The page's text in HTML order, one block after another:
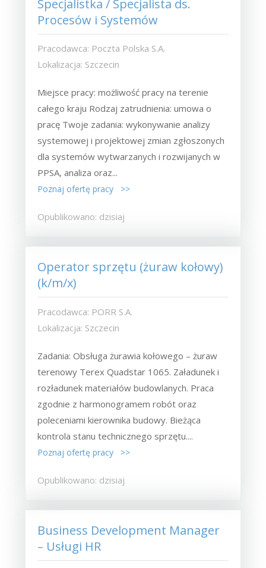
Specjalistka / Specjalista ds.
Procesów i Systemów
Pracodawca: Poczta Polska S.A.
Lokalizacja: Szczecin
Miejsce pracy: możliwość pracy na terenie
całego kraju Rodzaj zatrudnienia: umowa o
pracę Twoje zadania: wykonywanie analizy
systemowej i projektowej zmian zgłoszonych
dla systemów wytwarzanych i rozwijanych w
PPSA, analiza oraz...
Poznaj ofertę pracy >>
Opublikowano: dzisiaj
Operator sprzętu (żuraw kołowy)
(k/m/x)
Pracodawca: PORR S.A.
Lokalizacja: Szczecin
Zadania: Obsługa żurawia kołowego – żuraw
terenowy Terex Quadstar 1065. Załadunek i
rozładunek materiałów budowlanych. Praca
zgodnie z harmonogramem robót oraz
poleceniami kierownika budowy. Bieżąca
kontrola stanu technicznego sprzętu....
Poznaj ofertę pracy >>
Opublikowano: dzisiaj
Business Development Manager
– Usługi HR